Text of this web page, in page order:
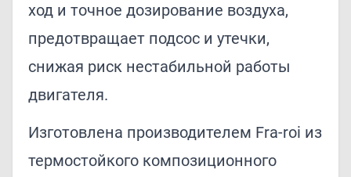
ход и точное дозирование воздуха,
предотвращает подсос и утечки,
снижая риск нестабильной работы
двигателя.
Изготовлена производителем Fra-roi из
термостойкого композиционного